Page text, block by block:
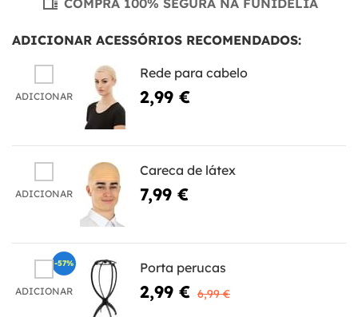
ADICIONAR ACESSÓRIOS RECOMENDADOS:
ADICIONAR
Rede para cabelo
2,99 €
ADICIONAR
Careca de látex
7,99 €
ADICIONAR
Porta perucas
2,99 € 6,99 €
-57%